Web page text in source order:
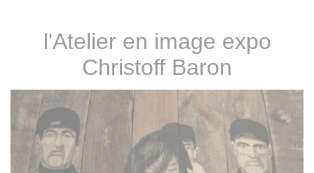
l'Atelier en image expo
Christoff Baron